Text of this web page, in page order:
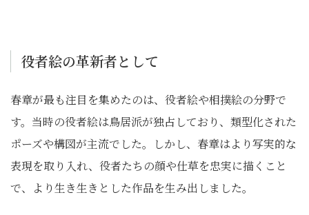
役者絵の革新者として
春章が最も注目を集めたのは、役者絵や相撲絵の分野で
す。当時の役者絵は鳥居派が独占しており、類型化された
ポーズや構図が主流でした。しかし、春章はより写実的な
表現を取り入れ、役者たちの顔や仕草を忠実に描くこと
で、より生き生きとした作品を生み出しました。